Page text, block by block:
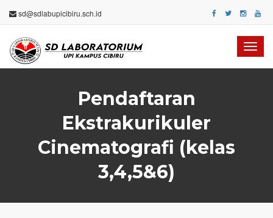
sd@sdlabupicibiru.sch.id
Pendaftaran
Ekstrakurikuler
Cinematografi (kelas
3,4,5&6)